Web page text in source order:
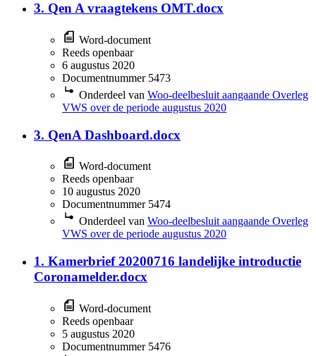
3. Qen A vraagtekens OMT.docx
Word-document
Reeds openbaar
6 augustus 2020
Documentnummer 5473
Onderdeel van Woo-deelbesluit aangaande Overleg
VWS over de periode augustus 2020
3. QenA Dashboard.docx
Word-document
Reeds openbaar
10 augustus 2020
Documentnummer 5474
Onderdeel van Woo-deelbesluit aangaande Overleg
VWS over de periode augustus 2020
1. Kamerbrief 20200716 landelijke introductie
Coronamelder.docx
Word-document
Reeds openbaar
5 augustus 2020
Documentnummer 5476